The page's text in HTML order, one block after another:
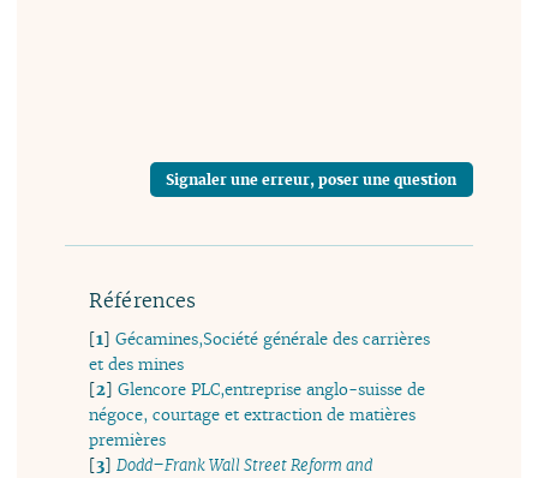
Signaler une erreur, poser une question
Références
[1]Gécamines,Société générale des carrières
et des mines
[2]Glencore PLC,entreprise anglo-suisse de
négoce, courtage et extraction de matières
premières
[3]Dodd–Frank Wall Street Reform and